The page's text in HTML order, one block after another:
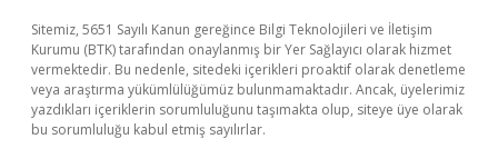
Sitemiz, 5651 Sayılı Kanun gereğince Bilgi Teknolojileri ve İletişim
Kurumu (BTK) tarafından onaylanmış bir Yer Sağlayıcı olarak hizmet
vermektedir. Bu nedenle, sitedeki içerikleri proaktif olarak denetleme
veya araştırma yükümlülüğümüz bulunmamaktadır. Ancak, üyelerimiz
yazdıkları içeriklerin sorumluluğunu taşımakta olup, siteye üye olarak
bu sorumluluğu kabul etmiş sayılırlar.